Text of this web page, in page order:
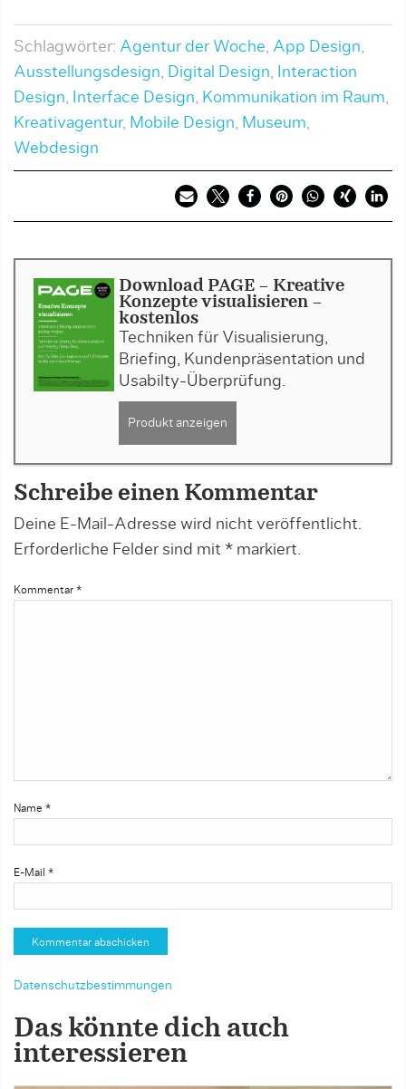
Schlagwörter: Agentur der Woche, App Design,
Ausstellungsdesign, Digital Design,
Interaction
Design, Interface Design, Kommunikation im Raum,
Kreativagentur, Mobile Design, Museum,
Webdesign
Download PAGE - Kreative
Konzepte visualisieren -
kostenlos
Techniken für Visualisierung,
Briefing, Kundenpräsentation und
Usabilty-Überprüfung.
Produkt anzeigen
Schreibe einen Kommentar
Deine E-Mail-Adresse wird nicht veröffentlicht.
Erforderliche Felder sind mit * markiert.
Kommentar *
Name *
E-Mail *
Datenschutzbestimmungen
Das könnte dich auch
interessieren